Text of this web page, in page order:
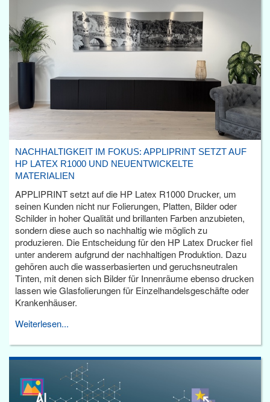
NACHHALTIGKEIT IM FOKUS: APPLIPRINT SETZT AUF
HP LATEX R1000 UND NEUENTWICKELTE
MATERIALIEN
APPLIPRINT setzt auf die HP Latex R1000 Drucker, um
seinen Kunden nicht nur Folierungen, Platten, Bilder oder
Schilder in hoher Qualität und brillanten Farben anzubieten,
sondern diese auch so nachhaltig wie möglich zu
produzieren. Die Entscheidung für den HP Latex Drucker fiel
unter anderem aufgrund der nachhaltigen Produktion. Dazu
gehören auch die wasserbasierten und geruchsneutralen
Tinten, mit denen sich Bilder für Innenräume ebenso drucken
lassen wie Glasfolierungen für Einzelhandelsgeschäfte oder
Krankenhäuser.
Weiterlesen...